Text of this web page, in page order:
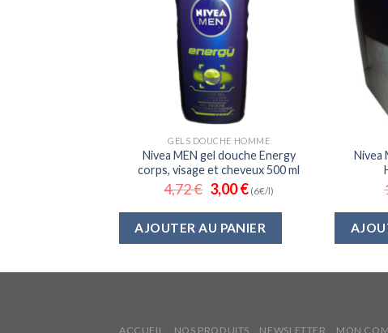
GELS DOUCHE HOMME
Nivea MEN gel douche Energy
corps, visage et cheveux 500 ml
4,72€ 3,00€(6€/l)
AJOUTER AU PANIER
Nivea
ACCUEIL NOS PRODUITS NEWSLETTER MON